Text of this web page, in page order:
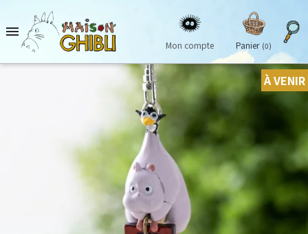

Mon compte Panier (0)
À VENIR